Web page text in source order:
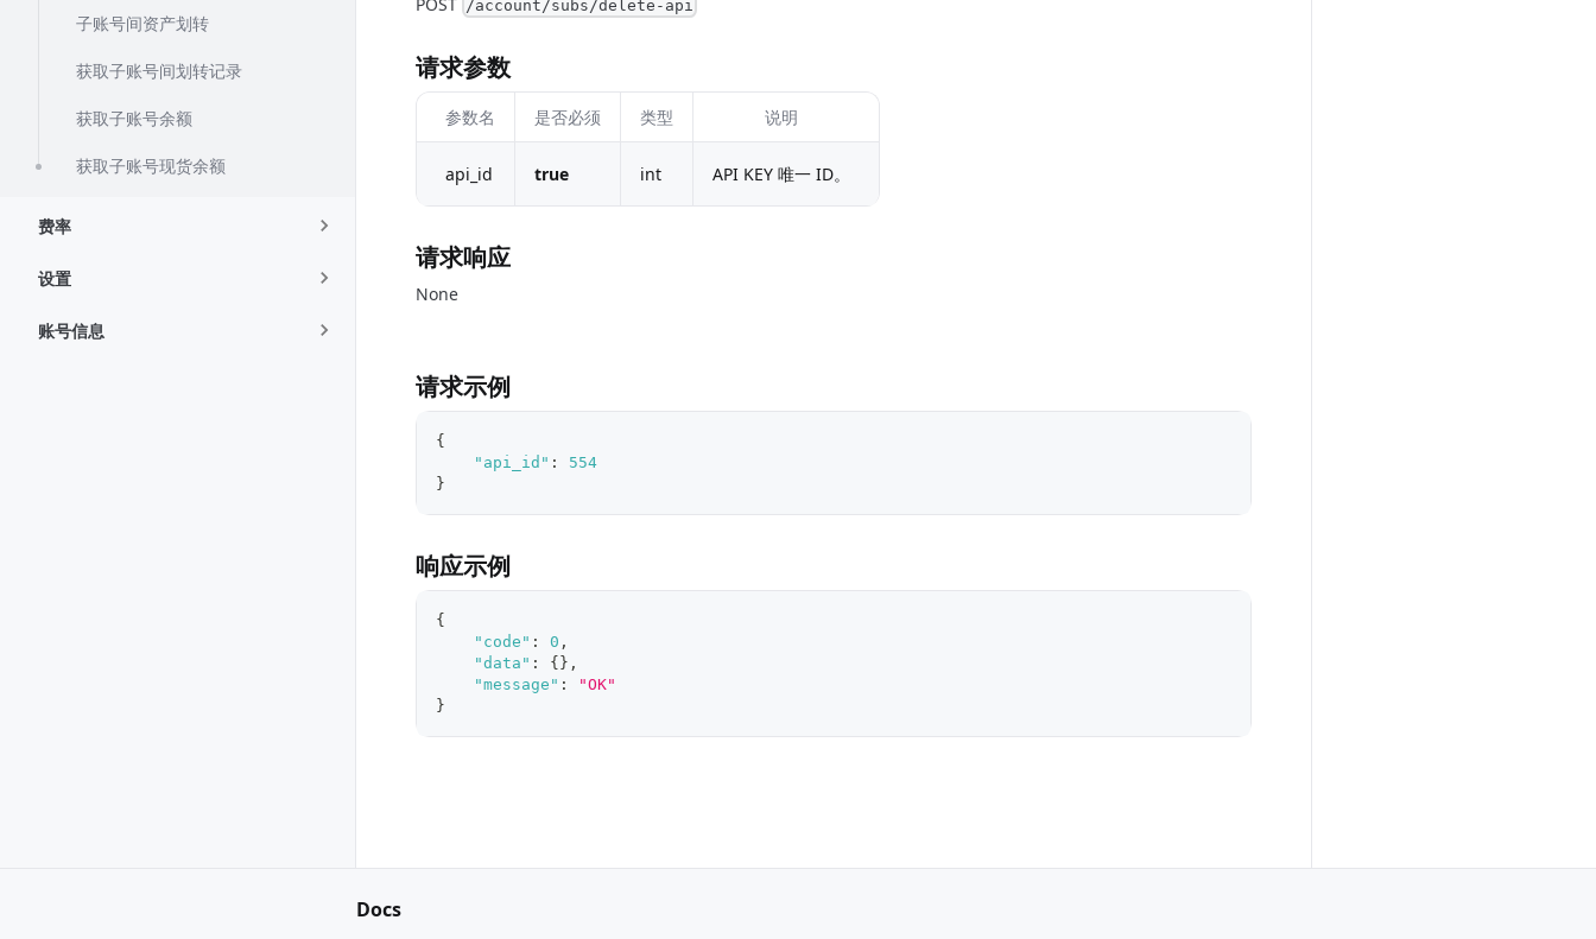
子账号间资产划转
获取子账号间划转记录
获取子账号余额
获取子账号现货余额
费率
设置
账号信息
/account/subs/delete-api
请求参数
参数名 是否必须 类型 说明
api_id true int API KEY 唯一 ID。
请求响应
None
请求示例
{
"api_id" :
554
}
响应示例
{
"code" : 0 ,
"data" : { } ,
"message" :
"OK"
}
Docs